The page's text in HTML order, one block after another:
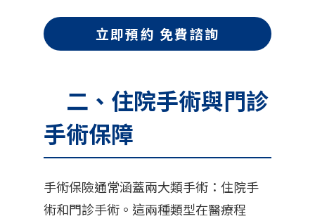
立即預約 免費諮詢
二、住院手術與門診
手術保障
手術保險通常涵蓋兩大類手術：住院手
術和門診手術。這兩種類型在醫療程